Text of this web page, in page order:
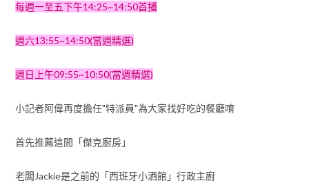
每週一至五下午14:25~14:50首播
週六13:55~14:50(當週精選)
週日上午09:55~10:50(當週精選)
小記者阿偉再度擔任"特派員"為大家找好吃的餐廳唷
首先推薦這間「傑克廚房」
老闆Jackie是之前的「西班牙小酒館」行政主廚